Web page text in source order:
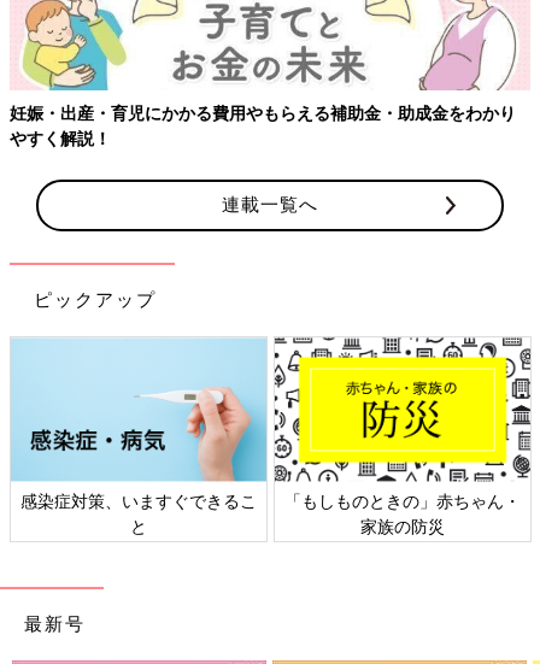
・助成金をわかり
連載一覧へ
ピックアップ
しものときの」赤ちゃん・
家族の防災
日本外来小児科学会リーフレッ
ト検討会
六
最新号